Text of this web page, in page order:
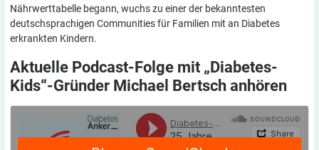
Nährwerttabelle begann, wuchs zu einer der bekanntesten
deutschsprachigen Communities für Familien mit an Diabetes
erkrankten Kindern.
Aktuelle Podcast-Folge mit „Diabetes-
Kids“-Gründer Michael Bertsch anhören